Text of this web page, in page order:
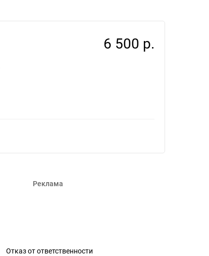
6 500 р.
Реклама
Отказ от ответственности